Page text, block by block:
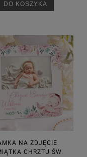
DO KOSZYKA
NA ZDJĘCIE
CHRZTU ŚW.